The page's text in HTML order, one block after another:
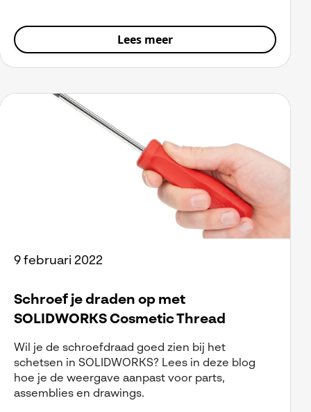
Lees meer
9 februari 2022
Schroef je draden op met
SOLIDWORKS Cosmetic Thread
Wil je de schroefdraad goed zien bij het
schetsen in SOLIDWORKS? Lees in deze blog
hoe je de weergave aanpast voor parts,
assemblies en drawings.